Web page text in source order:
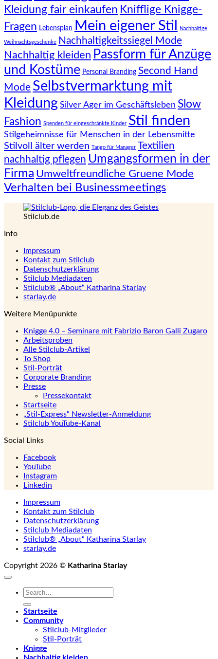
Kleidung fair einkaufen Knifflige Knigge-
Fragen Lebensplan Mein eigener Stil Nachhaltige
Weihnachtsgeschenke
Nachhaltigkeitssiegel Mode
Nachhaltig kleiden Passform für Anzüge
und Kostüme Personal Branding Second Hand
Mode Selbstvermarktung mit
Kleidung Silver Ager im Geschäftsleben Slow
Fashion Spenden für eingeschränkte Kinder Stil finden
Stilgeheimnisse für Menschen in der Lebensmitte
Stilvoll älter werden Tango für Manager Textilien
nachhaltig pflegen Umgangsformen in der
Firma Umweltfreundliche Gruene Mode
Verhalten bei Businessmeetings
Stilclub.de
Info
Impressum
Kontakt zum Stilclub
Datenschutzerklärung
Stilclub Mediadaten
Stilclub® „About“ Katharina Starlay
starlay.de
Weitere Menüpunkte
Knigge 4.0 – Seminare mit Fabrizio Baron Galli Zugaro
Arbeitsproben
Alle Stilclub-Artikel
To Shop
Stil-Porträt
Corporate Branding
Presse
Pressekontakt
Startseite
„Stil-Express“ Newsletter-Anmeldung
Stilclub YouTube-Kanal
Social Links
Facebook
YouTube
Instagram
Linkedin
Impressum
Kontakt zum Stilclub
Datenschutzerklärung
Stilclub Mediadaten
Stilclub® „About“ Katharina Starlay
starlay.de
Copyright 2026 © Katharina Starlay
Startseite
Community
Stilclub-Mitglieder
Stil-Porträt
Knigge